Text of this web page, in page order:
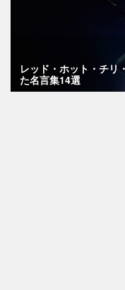
レッド・ホット・チリ
た名言集14選